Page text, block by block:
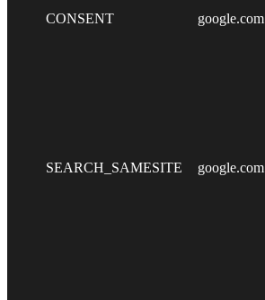
CONSENT
google.com
SEARCH_SAMESITE google.com